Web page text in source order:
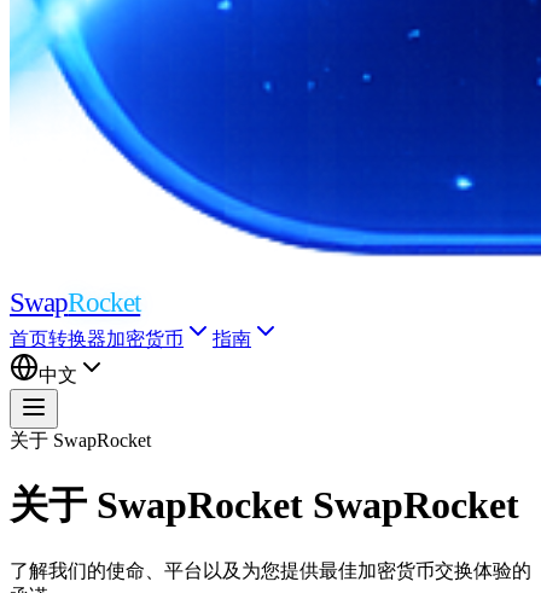
SwapRocket
首页转换器加密货币
指南
中文
关于 SwapRocket
关于 SwapRocket SwapRocket
了解我们的使命、平台以及为您提供最佳加密货币交换体验的